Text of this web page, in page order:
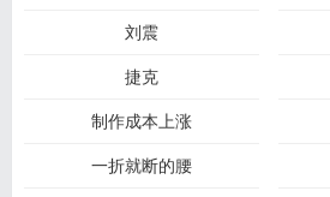
刘震
捷克
制作成本上涨
一折就断的腰